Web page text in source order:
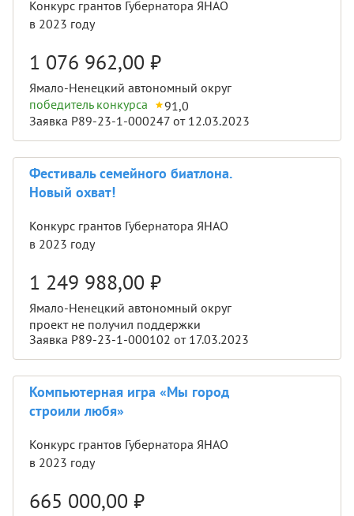
Конкурс грантов Губернатора ЯНАО
в 2023 году
1 076 962,00 ₽
Ямало-Ненецкий автономный округ
победитель конкурса
91,0
Заявка Р89-23-1-000247 от 12.03.2023
Фестиваль семейного биатлона.
Новый охват!
Конкурс грантов Губернатора ЯНАО
в 2023 году
1 249 988,00 ₽
Ямало-Ненецкий автономный округ
проект не получил поддержки
Заявка Р89-23-1-000102 от 17.03.2023
Компьютерная игра «Мы город
строили любя»
Конкурс грантов Губернатора ЯНАО
в 2023 году
665 000,00 ₽